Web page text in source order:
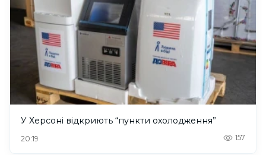
У Херсоні відкриють “пункти охолодження”
20:19 157